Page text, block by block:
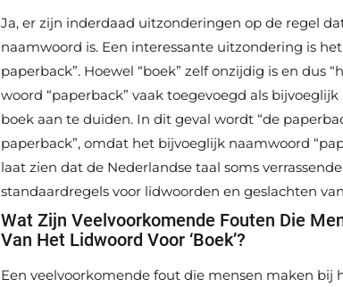
Ja, er zijn inderdaad uitzonderingen op de regel
naamwoord is. Een interessante uitzondering is
paperback”. Hoewel “boek” zelf onzijdig is en dus
woord “paperback” vaak toegevoegd als
boek aan te duiden. In dit geval wordt “de
paperback”, omdat het bijvoeglijk naamwoord
laat zien dat de Nederlandse taal soms
standaardregels voor lidwoorden en geslachten
Wat Zijn Veelvoorkomende Fouten Die
Van Het Lidwoord Voor ‘boek’?
Een veelvoorkomende fout die mensen maken bij